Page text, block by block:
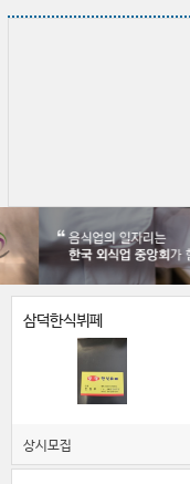
삼덕한식뷔페
상시모집